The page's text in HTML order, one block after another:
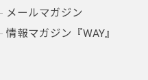
メールマガジン
情報マガジン『WAY』